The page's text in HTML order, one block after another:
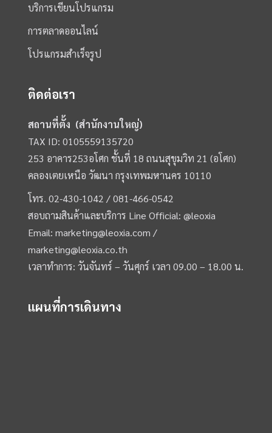
บริการเขียนโปรแกรม
การตลาดออนไลน์
โปรแกรมสำเร็จรูป
ติดต่อเรา
สถานที่ตั้ง (สำนักงานใหญ่)
TAX ID: 0105559135720
253 อาคาร253อโศก ชั้นที่ 18 ถนนสุขุมวิท 21 (อโศก)
คลองเตยเหนือ วัฒนา กรุงเทพมหานคร 10110
โทร.02-430-1042 /081-466-0542
สอบถามสินค้าและบริการ Line Official:@leoxia
Email:marketing@leoxia.com /
marketing@leoxia.co.th
เวลาทำการ: วันจันทร์ – วันศุกร์ เวลา 09.00 – 18.00 น.
แผนที่การเดินทาง